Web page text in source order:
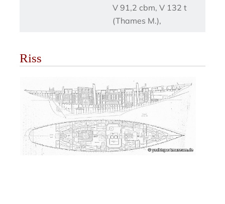
V 91,2 cbm, V 132 t
(Thames M.),
Riss